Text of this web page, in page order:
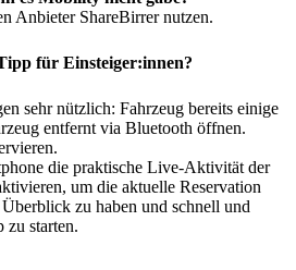
Anbieter ShareBirrer nutzen.
für Einsteiger:innen?
sehr nützlich: Fahrzeug bereits einige
entfernt via Bluetooth öffnen.
die praktische Live-Aktivität der
um die aktuelle Reservation
zu haben und schnell und
zu starten.